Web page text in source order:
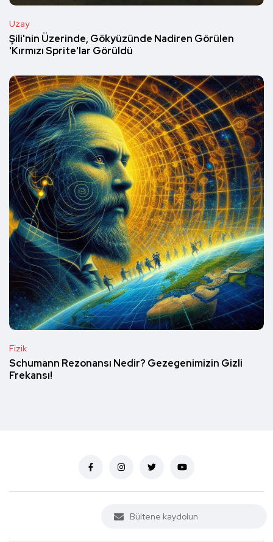
Uzay
Şili'nin Üzerinde, Gökyüzünde Nadiren Görülen
'Kırmızı Sprite'lar Görüldü
Fizik
Schumann Rezonansı Nedir? Gezegenimizin Gizli
Frekansı!